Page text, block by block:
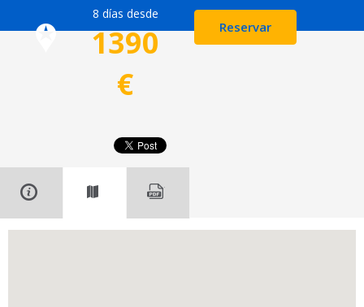
8 días desde
1390
€
Reservar